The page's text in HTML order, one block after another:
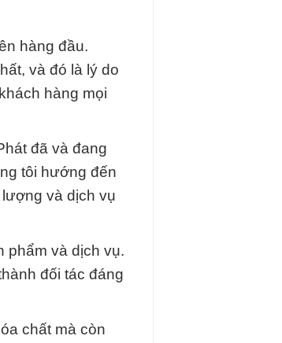
hàng đầu.
và đó là lý do
hàng mọi
đã và đang
tôi hướng đến
và dịch vụ
phẩm và dịch vụ.
đối tác đáng
chất mà còn